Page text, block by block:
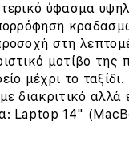
ύφασμα
στη
μοτίβο
μέχρι το
διακριτικό
Laptop 14"